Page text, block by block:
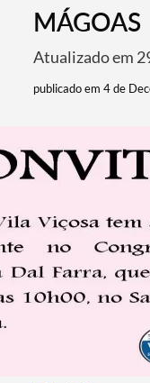
MÁGOAS
Atualizado em
publicado em 4 de